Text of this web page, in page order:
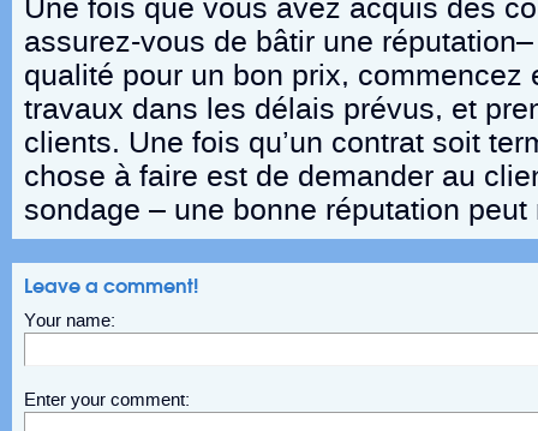
Une fois que vous avez acquis des
assurez-vous de bâtir une
qualité pour un bon prix, commencez
travaux dans les délais prévus, et
clients. Une fois qu’un contrat soit
chose à faire est de demander au
sondage – une bonne réputation peut
Leave a comment!
Your name:
Enter your comment: